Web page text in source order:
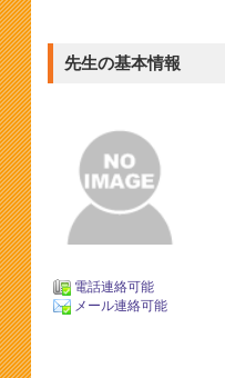
先生の基本情報
電話連絡可能
メール連絡可能